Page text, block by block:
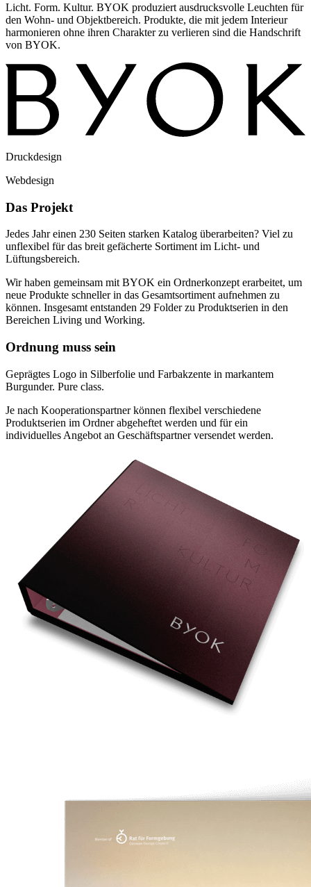
Licht. Form. Kultur. BYOK produziert ausdrucksvolle Leuchten für
den Wohn- und Objektbereich. Produkte, die mit jedem Interieur
harmonieren ohne ihren Charakter zu verlieren sind die Handschrift
von BYOK.
Druckdesign
Webdesign
Das Projekt
Jedes Jahr einen 230 Seiten starken Katalog überarbeiten? Viel zu
unflexibel für das breit gefächerte Sortiment im Licht- und
Lüftungsbereich.
Wir haben gemeinsam mit BYOK ein Ordnerkonzept erarbeitet, um
neue Produkte schneller in das Gesamtsortiment aufnehmen zu
können. Insgesamt entstanden 29 Folder zu Produktserien in den
Bereichen Living und Working.
Ordnung muss sein
Geprägtes Logo in Silberfolie und Farbakzente in markantem
Burgunder. Pure class.
Je nach Kooperationspartner können flexibel verschiedene
Produktserien im Ordner abgeheftet werden und für ein
individuelles Angebot an Geschäftspartner versendet werden.